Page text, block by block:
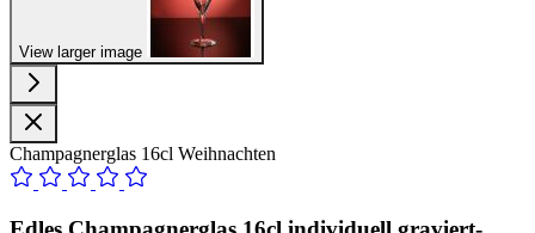
View larger image
Champagnerglas 16cl Weihnachten